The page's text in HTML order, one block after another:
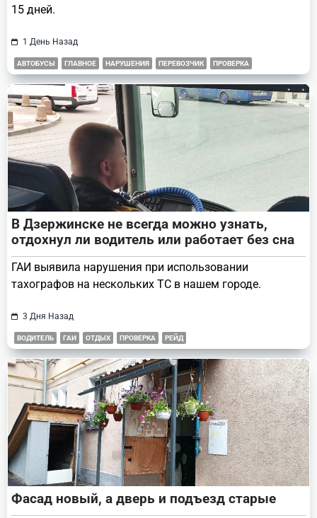
15 дней.
1 День Назад
АВТОБУСЫ ГЛАВНОЕ НАРУШЕНИЯ ПЕРЕВОЗЧИК ПРОВЕРКА
В Дзержинске не всегда можно узнать,
отдохнул ли водитель или работает без сна
ГАИ выявила нарушения при использовании
тахографов на нескольких ТС в нашем городе.
3 Дня Назад
ВОДИТЕЛЬ ГАИ ОТДЫХ ПРОВЕРКА РЕЙД
Фасад новый, а дверь и подъезд старые